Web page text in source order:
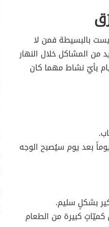
بالبسيطة فمن لا
من المشاكل خلال النهار
بأيّ نشاط مهما كان
بعد يوم سيُصبح الوجه
بشكلٍ سليم.
كبيرة من الطعام